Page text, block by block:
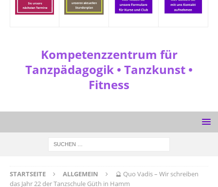
Kompetenzzentrum für
Tanzpädagogik • Tanzkunst •
Fitness
STARTSEITE ALLGEMEIN
🔮 Quo Vadis – Wir schreiben
das Jahr 22 der Tanzschule Güth in Hamm